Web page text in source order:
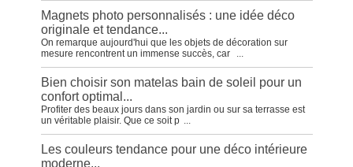
Magnets photo personnalisés : une idée déco
originale et tendance...
On remarque aujourd'hui que les objets de décoration sur
mesure rencontrent un immense succès, car
...
Bien choisir son matelas bain de soleil pour un
confort optimal...
Profiter des beaux jours dans son jardin ou sur sa terrasse est
un véritable plaisir. Que ce soit p ...
Les couleurs tendance pour une déco intérieure
moderne...